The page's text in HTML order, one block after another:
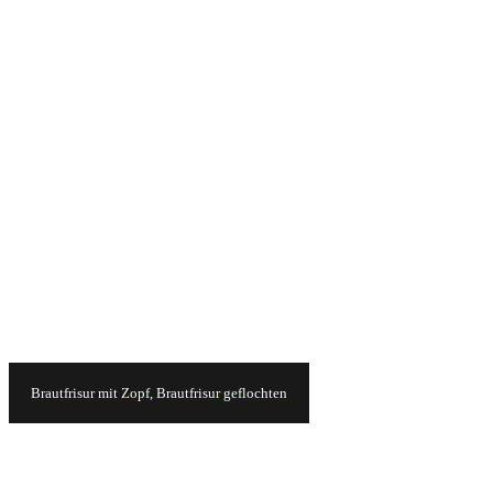
Brautfrisur mit Zopf, Brautfrisur geflochten